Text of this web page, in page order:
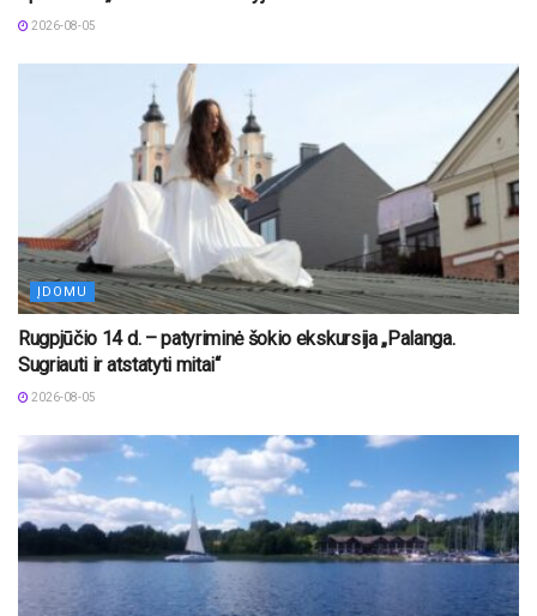
2026-08-05
ĮDOMU
Rugpjūčio 14 d. – patyriminė šokio ekskursija „Palanga.
Sugriauti ir atstatyti mitai“
2026-08-05